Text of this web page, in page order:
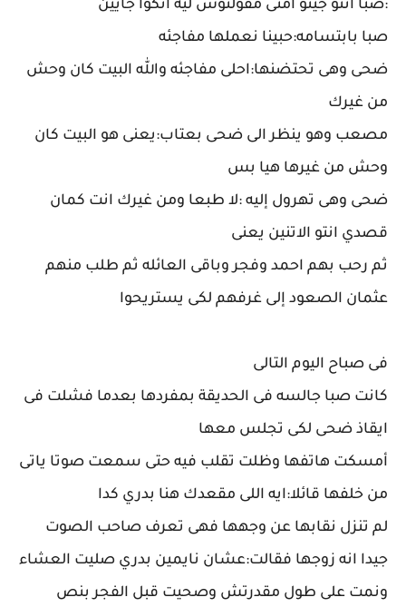
:صبا انتو جيتو امتى مقولتوش ليه انكوا جايين
صبا بابتسامه:حبينا نعملها مفاجئه
ضحى وهى تحتضنها:احلى مفاجئه والله البيت كان وحش
من غيرك
مصعب وهو ينظر الى ضحى بعتاب:يعنى هو البيت كان
وحش من غيرها هيا بس
ضحى وهى تهرول إليه :لا طبعا ومن غيرك انت كمان
قصدي انتو الاتنين يعنى
ثم رحب بهم احمد وفجر وباقى العائله ثم طلب منهم
عثمان الصعود إلى غرفهم لكى يستريحوا
فى صباح اليوم التالى
كانت صبا جالسه فى الحديقة بمفردها بعدما فشلت فى
ايقاذ ضحى لكى تجلس معها
أمسكت هاتفها وظلت تقلب فيه حتى سمعت صوتا ياتى
من خلفها قائلا:ايه اللى مقعدك هنا بدري كدا
لم تنزل نقابها عن وجهها فهى تعرف صاحب الصوت
جيدا انه زوجها فقالت:عشان نايمين بدري صليت العشاء
ونمت على طول مقدرتش وصحيت قبل الفجر بنص